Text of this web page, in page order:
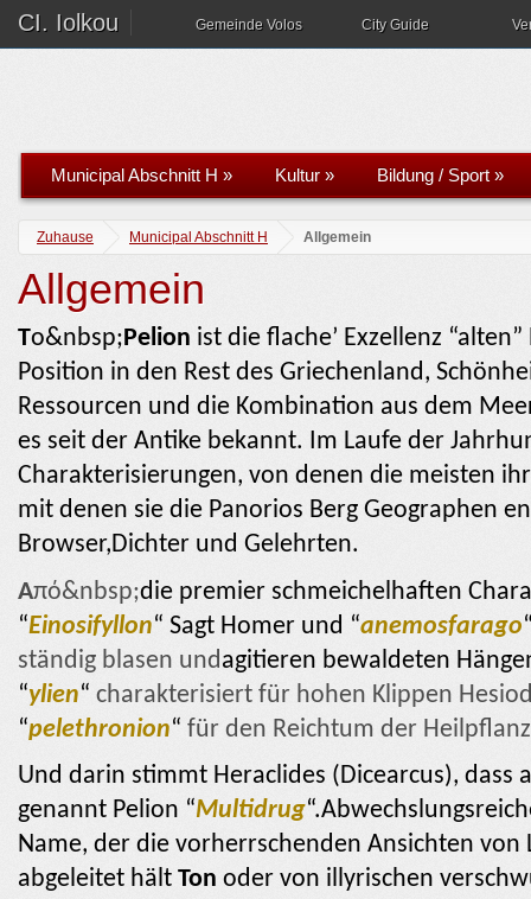
CI. Iolkou Gemeinde Volos City Guide
Municipal Abschnitt H » Kultur » Bildung / Sport »
Zuhause Municipal Abschnitt H Allgemein
Allgemein
Tο&nbsp;Pelion ist die flache’ Exzellenz
Position in den Rest des Griechenland,
Ressourcen und die Kombination aus dem
es seit der Antike bekannt. Im Laufe der
Charakterisierungen, von denen die meisten
mit denen sie die Panorios Berg Geographen
Browser,Dichter und Gelehrten.
Aπό&nbsp;die premier schmeichelhaften
“Einosifyllon“ Sagt Homer und “anemosfarago
ständig blasen undagitieren bewaldeten
“ylien“ charakterisiert für hohen Klippen
“pelethronion“ für den Reichtum der
Und darin stimmt Heraclides (Dicearcus), dass
genannt Pelion “Multidrug
Name, der die vorherrschenden Ansichten von
abgeleitet hält Ton oder von illyrischen